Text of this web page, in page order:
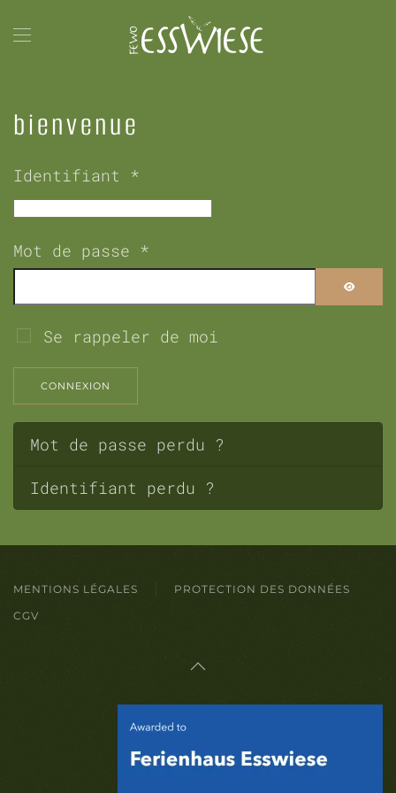
Accéder au contenu principal
bienvenue
Identifiant *
Mot de passe *
Se rappeler de moi
CONNEXION
Mot de passe perdu ?
Identifiant perdu ?
MENTIONS LÉGALES
PROTECTION DES DONNÉES
CGV